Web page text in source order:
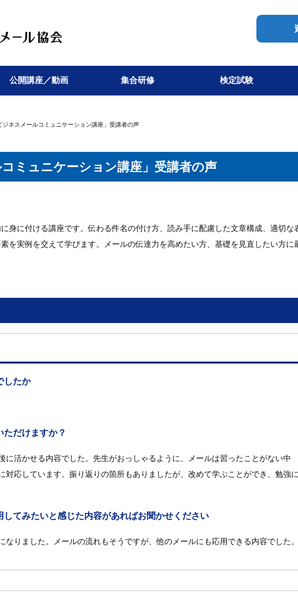
公開講座／動画 集合研修 検定試験
ジネスメールコミュニケーション講座」受講者の声
コミュニケーション講座」受講者の声
身に付ける講座です。伝わる件名の付け方、読み手に配慮した文章構成、適切な
を実例を交えて学びます。メールの伝達力を高めたい方、基礎を見直したい方に
したか
ただけますか？
に活かせる内容でした。先生がおっしゃるように、メールは習ったことがない中
対応しています。振り返りの箇所もありましたが、改めて学ぶことができ、勉強
してみたいと感じた内容があればお聞かせください
なりました。メールの流れもそうですが、他のメールにも応用できる内容でした